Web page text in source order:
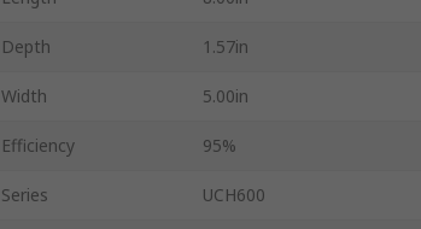
Depth 1.57in
Width 5.00in
Efficiency 95%
Series UCH600